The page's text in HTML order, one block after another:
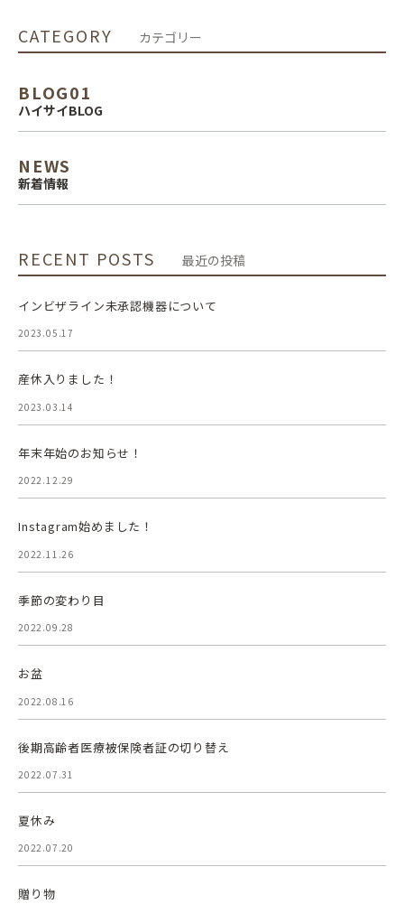
CATEGORY カテゴリー
BLOG01
ハイサイBLOG
NEWS
新着情報
RECENT POSTS 最近の投稿
インビザライン未承認機器について
2023.05.17
産休入りました！
2023.03.14
年末年始のお知らせ！
2022.12.29
Instagram始めました！
2022.11.26
季節の変わり目
2022.09.28
お盆
2022.08.16
後期高齢者医療被保険者証の切り替え
2022.07.31
夏休み
2022.07.20
贈り物